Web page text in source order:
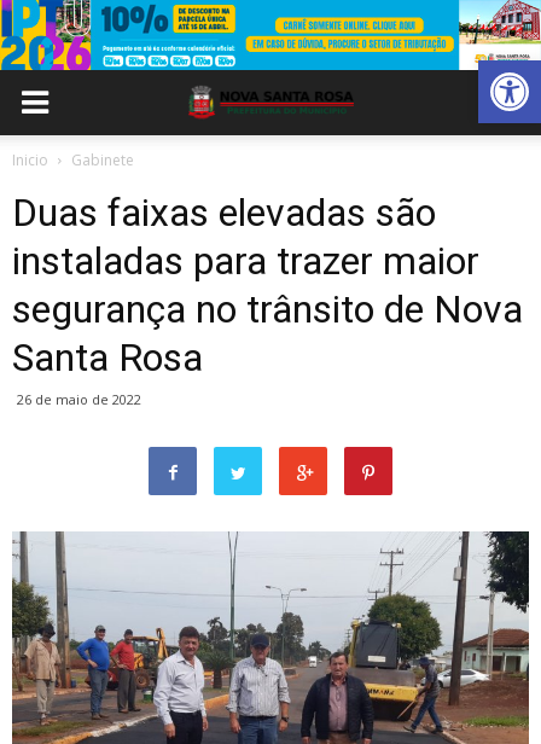
Abrir
Inicio Gabinete
Duas faixas elevadas são
instaladas para trazer maior
segurança no trânsito de Nova
Santa Rosa
26 de maio de 2022